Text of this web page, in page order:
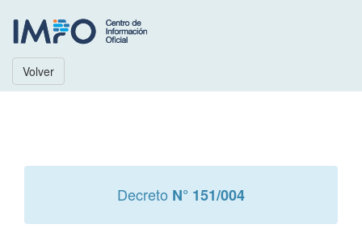
Volver
Decreto N° 151/004